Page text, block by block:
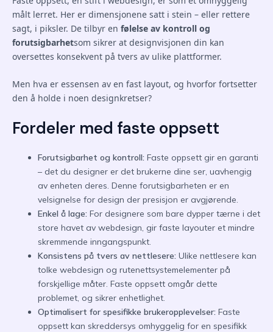
målt lerret. Her er dimensjonene satt i stein – eller rettere
sagt, i piksler. De tilbyr en følelse av kontroll og
forutsigbarhetsom sikrer at designvisjonen din kan
oversettes konsekvent på tvers av ulike plattformer.
Men hva er essensen av en fast layout, og hvorfor fortsetter
den å holde i noen designkretser?
Fordeler med faste oppsett
Forutsigbarhet og kontroll: Faste oppsett gir en garanti
– det du designer er det brukerne dine ser, uavhengig
av enheten deres. Denne forutsigbarheten er en
velsignelse for design der presisjon er avgjørende.
Enkel å lage: For designere som bare dypper tærne i det
store havet av webdesign, gir faste layouter et mindre
skremmende inngangspunkt.
Konsistens på tvers av nettlesere: Ulike nettlesere kan
tolke webdesign og rutenettsystemelementer på
forskjellige måter. Faste oppsett omgår dette
problemet, og sikrer enhetlighet.
Optimalisert for spesifikke brukeropplevelser: Faste
oppsett kan skreddersys omhyggelig for en spesifikk